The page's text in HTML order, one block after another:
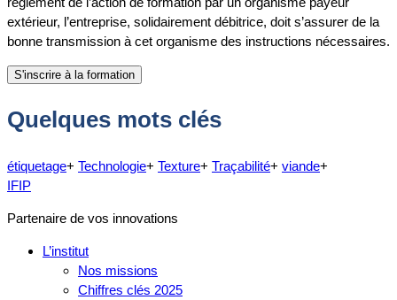
extérieur, l’entreprise, solidairement débitrice, doit s’assurer de la
bonne transmission à cet organisme des instructions nécessaires.
Quelques mots clés
étiquetage+ Technologie+ Texture+ Traçabilité+ viande+
IFIP
Partenaire de vos innovations
L’institut
Nos missions
Chiffres clés 2025